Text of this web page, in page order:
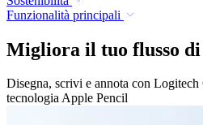
Funzionalità principali
Migliora il tuo flusso
Disegna, scrivi e annota con
tecnologia Apple Pencil